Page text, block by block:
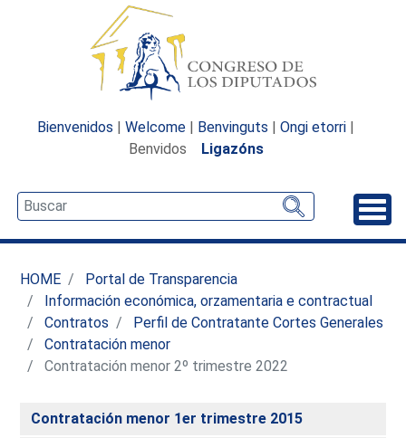
Bienvenidos | Welcome | Benvinguts | Ongi etorri |
Benvidos Ligazóns
HOME
Portal de Transparencia
Información económica, orzamentaria e contractual
Contratos
Perfil de Contratante Cortes Generales
Contratación menor
Contratación menor 2º trimestre 2022
Contratación menor 1er trimestre 2015